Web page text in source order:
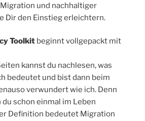
und nachhaltiger
Dir den Einstieg erleichtern.
Toolkit beginnt vollgepackt mit
kannst du nachlesen, was
bedeutet und bist dann beim
verwundert wie ich. Denn
schon einmal im Leben
Definition bedeutet Migration